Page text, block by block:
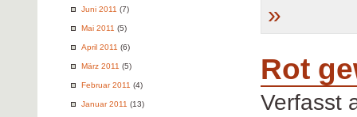
Juni 2011 (7)
Mai 2011 (5)
April 2011 (6)
März 2011 (5)
Februar 2011 (4)
Januar 2011 (13)
»
Rot
Verfasst